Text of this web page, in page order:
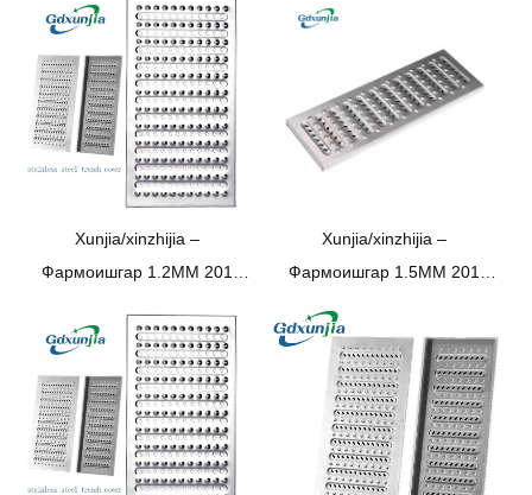
Xunjia/xinzhijia –
Фармоишгар 1.2MM 201
Супермаркет ҳаммом барои
гаражи зеризаминии хандаи
фарши дренажии
канализатсияи сарпӯши
сарпӯши
Xunjia/xinzhijia –
Фармоишгар 1.5MM 201
Супермаркет ҳаммом барои
гаражи зеризаминӣ резиши
ошёна.